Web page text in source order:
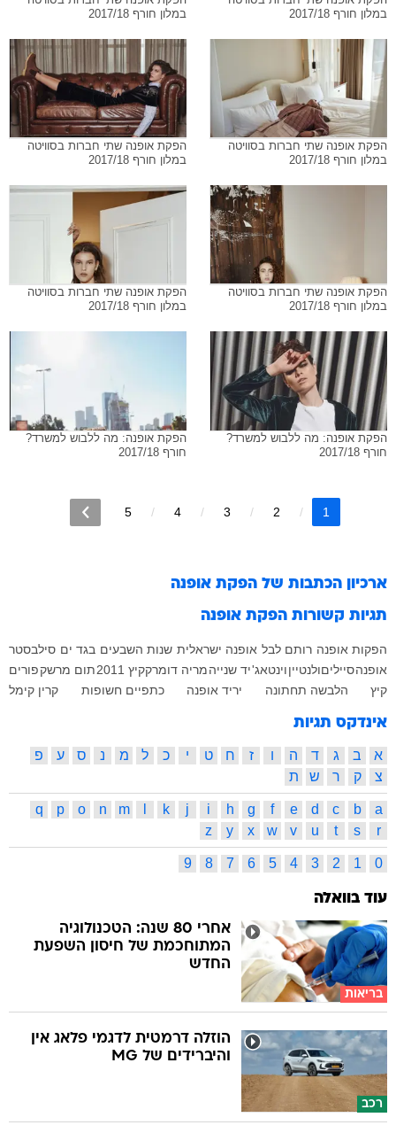
במלון חורף 2017/18
במלון חורף 2017/18
הפקת אופנה שתי חברות בסוויטה
במלון חורף 2017/18
הפקת אופנה שתי חברות בסוויטה
במלון חורף 2017/18
הפקת אופנה שתי חברות בסוויטה
במלון חורף 2017/18
הפקת אופנה שתי חברות בסוויטה
במלון חורף 2017/18
הפקת אופנה: מה ללבוש למשרד?
חורף 2017/18
הפקת אופנה: מה ללבוש למשרד?
חורף 2017/18
1
2
3
4
5
ארכיון הכתבות של הפקת אופנה
תגיות קשורות הפקת אופנה
הפקות אופנה רותם לבל אופנה ישראלית שנות השבעים בגד ים סילבסטר
אופנהסייליםולנטייןוינטאג'יד שנייהמריה דומרקקיץ 2011 תום מרשקפורים
קיץ
הלבשה תחתונה יריד אופנה כתפיים חשופות קרין קימל
אינדקס תגיות
א ב ג ד ה ו ז ח ט י כ ל מ נ ס ע
פ
צ
ק ר ש ת
a
b
c
d
e
f
g
h
i
j
k
m
n
o
p
q
r
s
t
u
v
w
x
y
z
0
1
2
3
4
5
6
7
8
9
עוד בוואלה
בריאות
אחרי 80 שנה: הטכנולוגיה
המתוחכמת של חיסון השפעת
החדש
רכב
הוזלה דרמטית לדגמי פלאג אין
והיברידים של MG